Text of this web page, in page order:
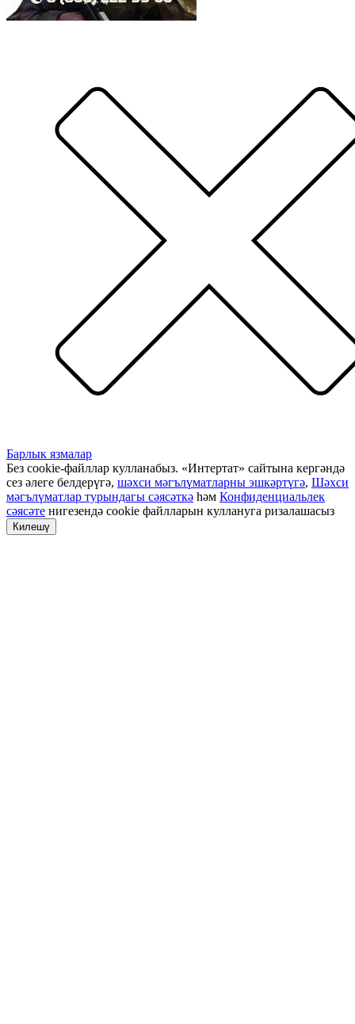
Барлык язмалар
Без cookie-файллар кулланабыз. «Интертат» сайтына кергәндә
сез әлеге белдерүгә, шәхси мәгълүматларны эшкәртүгә, Шәхси
мәгълүматлар турындагы сәясәткә һәм Конфиденциальлек
сәясәте нигезендә cookie файлларын куллануга ризалашасыз
Килешү